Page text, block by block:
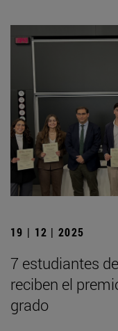
19 | 12 | 2025
7 estudiantes
reciben el
grado